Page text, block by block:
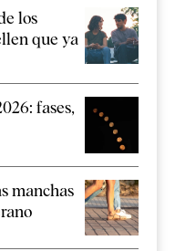
los
que ya
fases,
manchas